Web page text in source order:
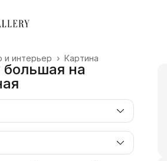
Картина
и интерьер ›
большая на